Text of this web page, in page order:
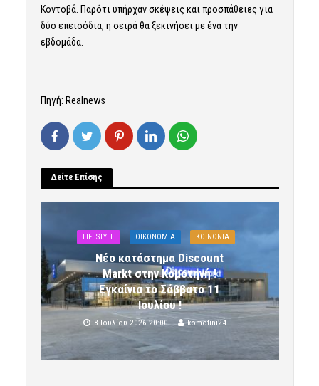
Κοντοβά. Παρότι υπήρχαν σκέψεις και προσπάθειες για
δύο επεισόδια, η σειρά θα ξεκινήσει με ένα την
εβδομάδα.
Πηγή: Realnews
Δείτε Επίσης
LIFESTYLE OIKONOMIA ΚΟΙΝΩΝΙΑ
Νέο κατάστημα Discount
Markt στην Κομοτηνή !
Εγκαίνια το Σάββατο 11
Ιουλίου !
8 Ιουλίου 2026 20:00 komotini24